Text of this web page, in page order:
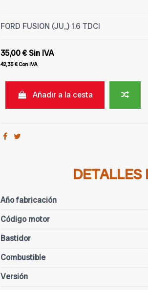
FORD FUSION (JU_) 1.6 TDCI
35,00 €Sin IVA
42,35 €Con IVA
Añadir a la cesta
DETALLES
Año fabricación
Código motor
Bastidor
Combustible
Versión